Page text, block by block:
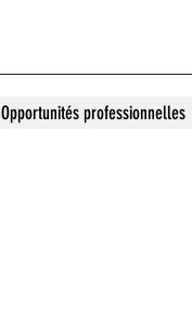
Opportunités professionnelles